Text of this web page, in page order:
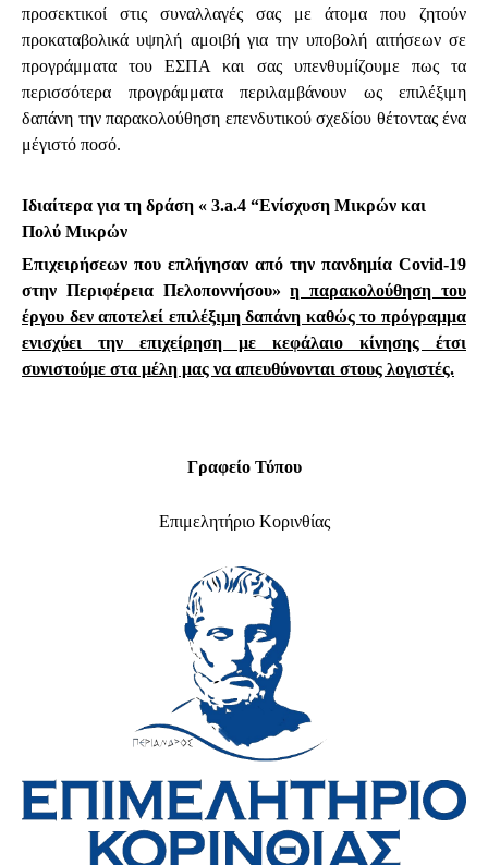
προσεκτικοί στις συναλλαγές σας με άτομα που ζητούν
προκαταβολικά υψηλή αμοιβή για την υποβολή αιτήσεων σε
προγράμματα του ΕΣΠΑ και σας υπενθυμίζουμε πως τα
περισσότερα προγράμματα περιλαμβάνουν ως επιλέξιμη
δαπάνη την παρακολούθηση επενδυτικού σχεδίου θέτοντας ένα
μέγιστό ποσό.
Ιδιαίτερα για τη δράση « 3.a.4 “Ενίσχυση Μικρών και
Πολύ Μικρών
Επιχειρήσεων που επλήγησαν από την πανδημία Covid-19
στην Περιφέρεια Πελοποννήσου»η παρακολούθηση του
έργου δεν αποτελεί επιλέξιμη δαπάνη καθώς το πρόγραμμα
ενισχύει την επιχείρηση με κεφάλαιο κίνησης έτσι
συνιστούμε στα μέλη μας να απευθύνονται στους λογιστές.
Γραφείο Τύπου
Επιμελητήριο Κορινθίας